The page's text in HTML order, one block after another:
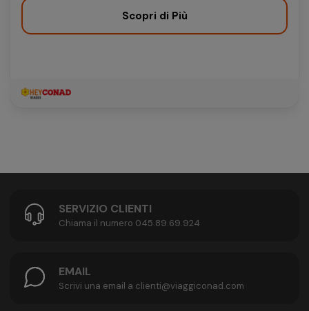
Scopri di Più
SERVIZIO CLIENTI
Chiama il numero 045.89.69.924
EMAIL
Scrivi una email a clienti@viaggiconad.com